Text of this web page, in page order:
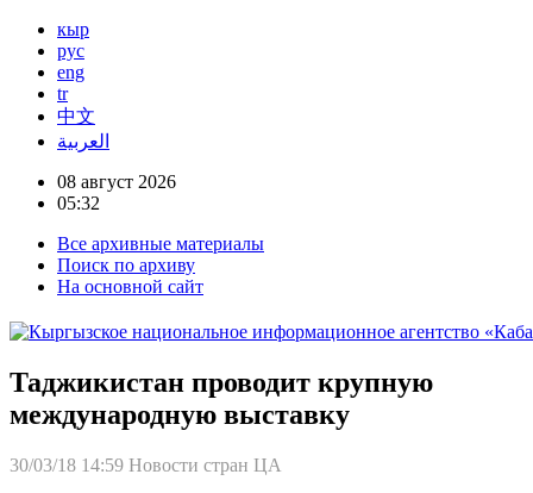
кыр
рус
eng
tr
中文
العربية
08 август 2026
05:32
Все архивные материалы
Поиск по архиву
На основной сайт
Таджикистан проводит крупную
международную выставку
30/03/18 14:59 Новости стран ЦА